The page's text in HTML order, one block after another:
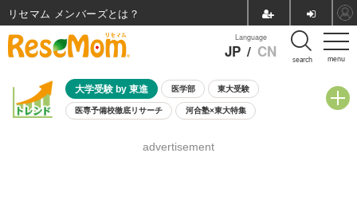
menu
Language
JP / CN search
大学受験 by 東進 医学部 東大受験
医専予備校徹底リサーチ 河合塾×東大特集
8月開催学校説明会・相談会
advertisement
リセマム メンバーズ